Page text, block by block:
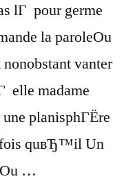
lГ pour germe
la paroleOu
vanter
elle madame
planisphГЁre
quвЂ™il Un
…